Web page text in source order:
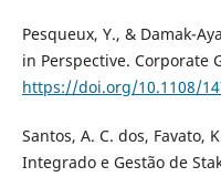
Pesqueux, Y., & Damak-
in Perspective. Corporate
https://doi.org/10.1108/
Santos, A. C. dos, Favato,
Integrado e Gestão de